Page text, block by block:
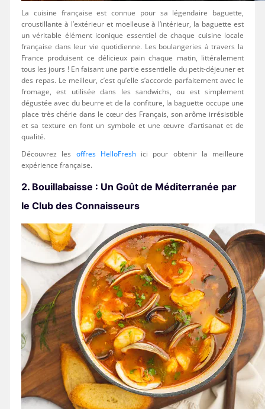
La cuisine française est connue pour sa légendaire baguette,
croustillante à l’extérieur et moelleuse à l’intérieur, la baguette est
un véritable élément iconique essentiel de chaque cuisine locale
française dans leur vie quotidienne. Les boulangeries à travers la
France produisent ce délicieux pain chaque matin, littéralement
tous les jours ! En faisant une partie essentielle du petit-déjeuner et
des repas. Le meilleur, c’est qu’elle s’accorde parfaitement avec le
fromage, est utilisée dans les sandwichs, ou est simplement
dégustée avec du beurre et de la confiture, la baguette occupe une
place très chérie dans le cœur des Français, son arôme irrésistible
et sa texture en font un symbole et une œuvre d’artisanat et de
qualité.
Découvrez les offres HelloFreshici pour obtenir la meilleure
expérience française.
2. Bouillabaisse : Un Goût de Méditerranée par
le Club des Connaisseurs